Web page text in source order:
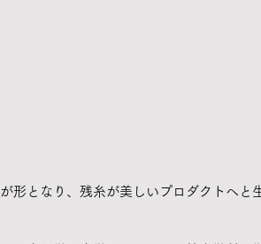
形となり、残糸が美しいプロダクトへと